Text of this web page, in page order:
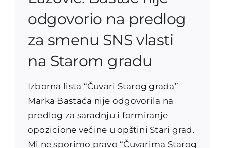
odgovorio na predlog
za smenu SNS vlasti
na Starom gradu
Izborna lista “Čuvari Starog grada”
Marka Bastaća nije odgovorila na
predlog za saradnju i formiranje
opozicione većine u opštini Stari grad.
Mi ne sporimo pravo “Čuvarima Starog